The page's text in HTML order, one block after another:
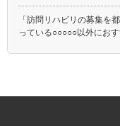
「訪問リハビリの募集を
っている○○○○○以外にお